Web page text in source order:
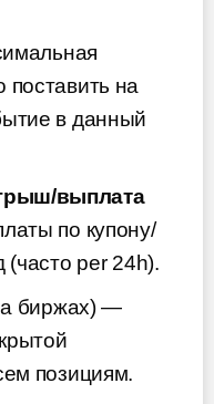
на
в данный
выплата
по купону/
(часто per 24h).
биржах) —
позициям.